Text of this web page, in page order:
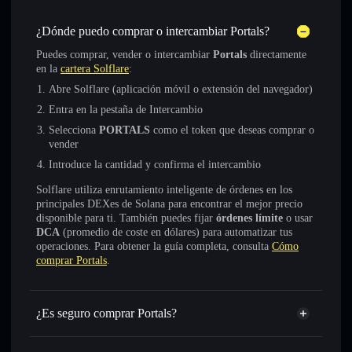
¿Dónde puedo comprar o intercambiar Portals?
Puedes comprar, vender o intercambiar Portals directamente
en la cartera Solflare:
Abre Solflare (aplicación móvil o extensión del navegador)
Entra en la pestaña de Intercambio
Selecciona PORTALS como el token que deseas comprar o
vender
Introduce la cantidad y confirma el intercambio
Solflare utiliza enrutamiento inteligente de órdenes en los
principales DEXes de Solana para encontrar el mejor precio
disponible para ti. También puedes fijar órdenes límite o usar
DCA (promedio de coste en dólares) para automatizar tus
operaciones. Para obtener la guía completa, consulta Cómo
comprar Portals.
¿Es seguro comprar Portals?
Portals token verificado